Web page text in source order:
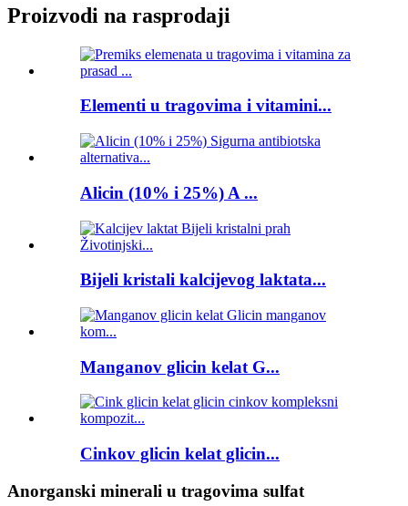
Proizvodi na rasprodaji
Elementi u tragovima i vitamini...
Alicin (10% i 25%) A ...
Bijeli kristali kalcijevog laktata...
Manganov glicin kelat G...
Cinkov glicin kelat glicin...
Anorganski minerali u tragovima sulfat